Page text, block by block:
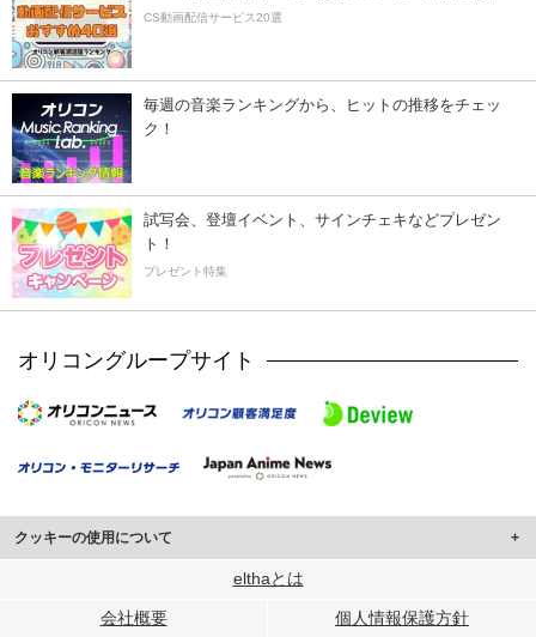
CS動画配信サービス20選
毎週の音楽ランキングから、ヒットの推移をチェッ
ク！
試写会、登壇イベント、サインチェキなどプレゼン
ト！
プレゼント特集
オリコングループサイト
クッキーの使用について
このサイトでは Cookie を使用して、ユーザーに合わせたコンテンツや広告の
行っています。
elthaとは
会社概要 個人情報保護方針